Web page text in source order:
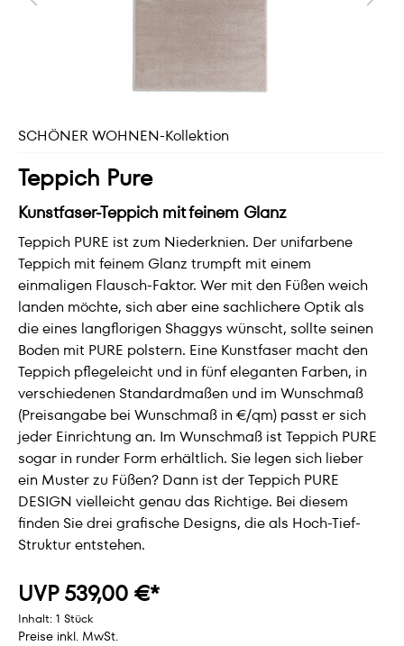
SCHÖNER WOHNEN-Kollektion
Teppich Pure
Kunstfaser-Teppich mit feinem Glanz
Teppich PURE ist zum Niederknien. Der unifarbene
Teppich mit feinem Glanz trumpft mit einem
einmaligen Flausch-Faktor. Wer mit den Füßen weich
landen möchte, sich aber eine sachlichere Optik als
die eines langflorigen Shaggys wünscht, sollte seinen
Boden mit PURE polstern. Eine Kunstfaser macht den
Teppich pflegeleicht und in fünf eleganten Farben, in
verschiedenen Standardmaßen und im Wunschmaß
(Preisangabe bei Wunschmaß in €/qm) passt er sich
jeder Einrichtung an. Im Wunschmaß ist Teppich PURE
sogar in runder Form erhältlich. Sie legen sich lieber
ein Muster zu Füßen? Dann ist der Teppich PURE
DESIGN vielleicht genau das Richtige. Bei diesem
finden Sie drei grafische Designs, die als Hoch-Tief-
Struktur entstehen.
UVP 539,00 €*
Inhalt: 1 Stück
Preise inkl. MwSt.